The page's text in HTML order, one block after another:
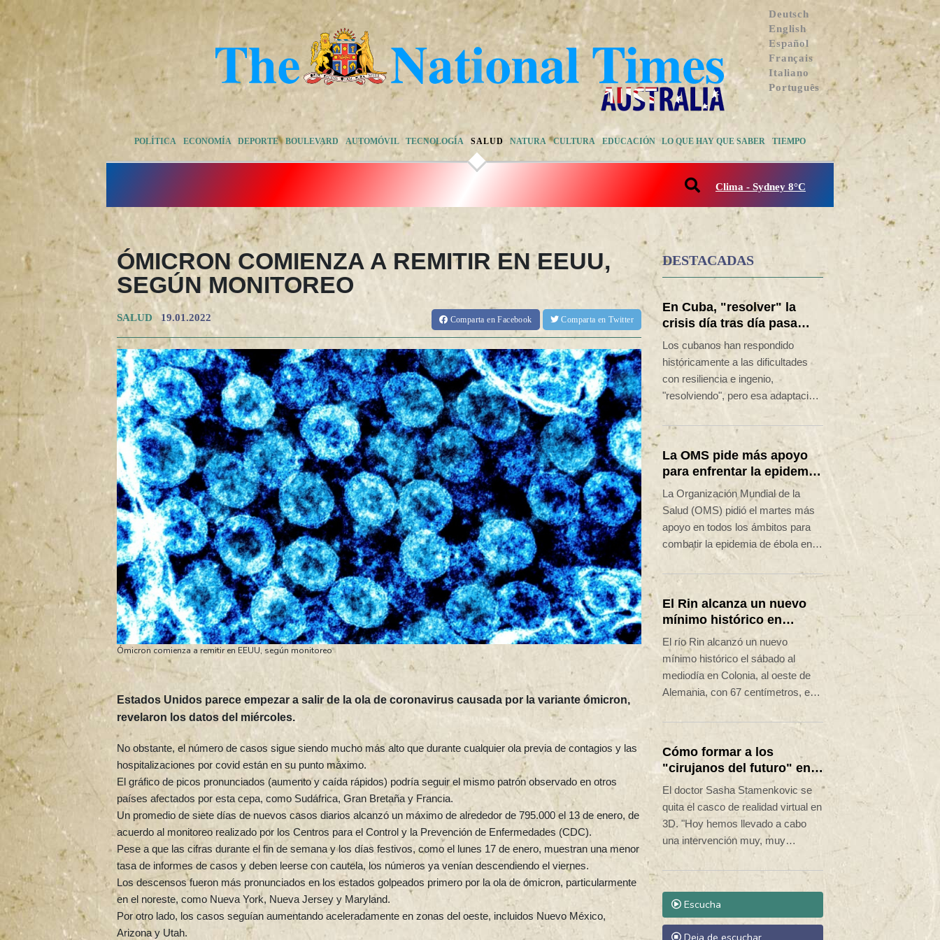
Deutsch
English
Español
Français
Italiano
Português
POLÍTICA ECONOMÍA DEPORTE BOULEVARD AUTOMÓVIL TECNOLOGÍA SALUD NATURA CULTURA EDUCACIÓN LO QUE HAY QUE SABER TIEMPO
Clima - Sydney 8°C
ÓMICRON COMIENZA A REMITIR EN EEUU,
SEGÚN MONITOREO
SALUD 19.01.2022 Compartaen Facebook Comparta en Twitter
Ómicron comienza a remitir en EEUU, según monitoreo
Estados Unidos parece empezar a salir de la ola de coronavirus causada por la variante ómicron,
revelaron los datos del miércoles.
No obstante, el número de casos sigue siendo mucho más alto que durante cualquier ola previa de contagios y las
hospitalizaciones por covid están en su punto máximo.
El gráfico de picos pronunciados (aumento y caída rápidos) podría seguir el mismo patrón observado en otros
países afectados por esta cepa, como Sudáfrica, Gran Bretaña y Francia.
Un promedio de siete días de nuevos casos diarios alcanzó un máximo de alrededor de 795.000 el 13 de enero, de
acuerdo al monitoreo realizado por los Centros para el Control y la Prevención de Enfermedades (CDC).
Pese a que las cifras durante el fin de semana y los días festivos, como el lunes 17 de enero, muestran una menor
tasa de informes de casos y deben leerse con cautela, los números ya venían descendiendo el viernes.
Los descensos fueron más pronunciados en los estados golpeados primero por la ola de ómicron, particularmente
en el noreste, como Nueva York, Nueva Jersey y Maryland.
Por otro lado, los casos seguían aumentando aceleradamente en zonas del oeste, incluidos Nuevo México,
Arizona y Utah.
DESTACADAS
En Cuba, "resolver" la
crisis día tras día pasa
factura
Los cubanos han respondido
históricamente a las dificultades
con resiliencia e ingenio,
"resolviendo", pero esa adaptación
costo psicológico en medio de la
mayor crisis de la isla en décadas.
La OMS pide más apoyo
para enfrentar la epidemia
de ébola en RD Congo
La Organización Mundial de la
Salud (OMS) pidió el martes más
apoyo en todos los ámbitos para
combatir la epidemia de ébola en la
República Democrática del Congo
(RDC), que avanza más rápido
que la respuesta sanitaria.
El Rin alcanza un nuevo
mínimo histórico en
Colonia debido a la sequía
en Alemania
El río Rin alcanzó un nuevo
mínimo histórico el sábado al
mediodía en Colonia, al oeste de
Alemania, con 67 centímetros, es
decir, dos centímetros menos que
el último récord registrado en 2018,
según la Autoridad de Vías
Navegables (WSV).
Cómo formar a los
"cirujanos del futuro" en
el uso de robots
El doctor Sasha Stamenkovic se
quita el casco de realidad virtual en
3D. "Hoy hemos llevado a cabo
una intervención muy, muy
compleja", se felicita el cirujano,
tras una operación robotizada que
ha permitido extirpar un tumor del
pulmón de un paciente.
Escucha
Deja de escuchar